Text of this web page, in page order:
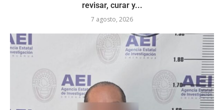
revisar, curar y...
7 agosto, 2026